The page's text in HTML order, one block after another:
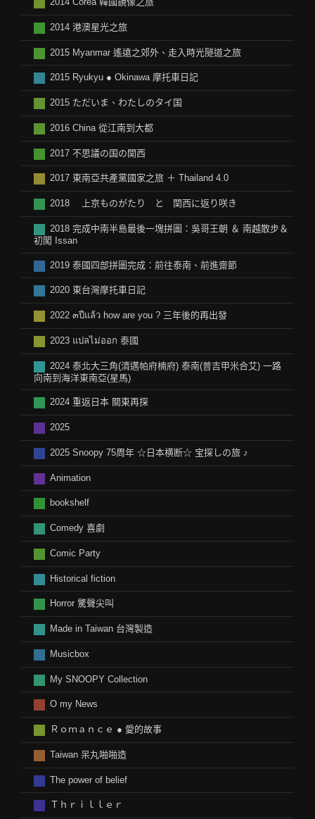
2014 Corea 韓國鏡像之旅
2014 港澳星光之旅
2015 Myanmar 遙遠之郊外、走入時光隧道之旅
2015 Ryukyu ● Okinawa 摩托車日記
2015 ただいま、わたしのタイ国
2016 China 從江南到大都
2017 不思議の国の関西
2017 東南亞共產黨國家之旅 ＋ Thailand 4.0
2018 上京ものがたり と 関西に返り咲き
2018 完成中南半島最後一塊拼圖：吳哥王朝 ＆ 南越散步＆
初闖 Issan
2019 泰國四部拼圖完成：前往泰南、前進齋節
2020 東台灣摩托車日記
2022 ๓ปีแล้ว how are you ? 三年後的再出發
2023 แปลไม่ออก 泰國
2024 泰北大三角(清邁帕府楠府) 泰南(普吉甲米合艾) 一路
向南到海洋東南亞(星馬)
2024 重返日本 關東再探
2025
2025 Snoopy 75周年 ☆日本横断☆ 宝探しの旅 ♪
Animation
bookshelf
Comedy 喜劇
Comic Party
Historical fiction
Horror 驚聲尖叫
Made in Taiwan 台灣製造
Musicbox
My SNOOPY Collection
O my News
Ｒｏｍａｎｃｅ ● 愛的故事
Taiwan 呆丸啪啪造
The power of belief
Ｔｈｒｉｌｌｅｒ